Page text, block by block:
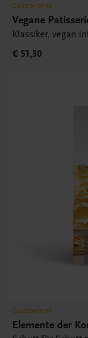
Gastronomie
Vegane
Klassiker, vegan
€ 51,30
Gastronomie
Elemente der